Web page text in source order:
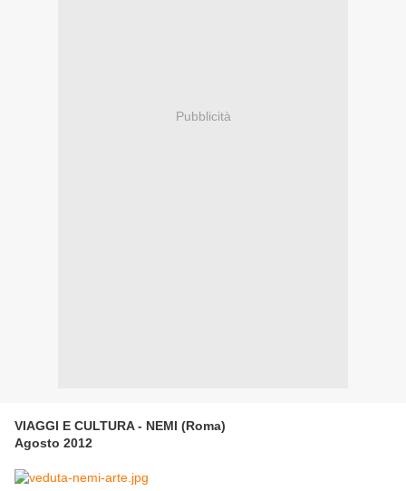
Pubblicità
VIAGGI E CULTURA - NEMI (Roma)
Agosto 2012